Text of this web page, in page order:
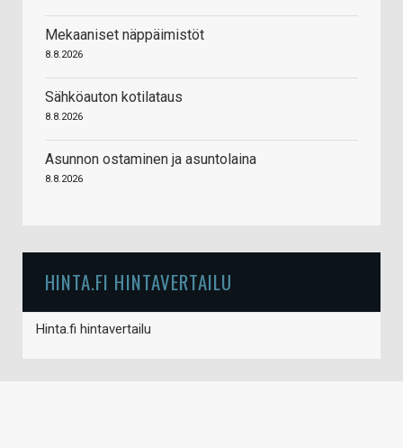
Mekaaniset näppäimistöt
8.8.2026
Sähköauton kotilataus
8.8.2026
Asunnon ostaminen ja asuntolaina
8.8.2026
HINTA.FI HINTAVERTAILU
Hinta.fi hintavertailu